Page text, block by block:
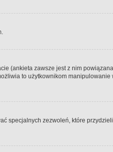
(ankieta zawsze jest z nim
to użytkownikom
specjalnych zezwoleń, które